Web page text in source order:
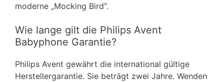
moderne „Mocking Bird“.
Wie lange gilt die Philips Avent
Babyphone Garantie?
Philips Avent gewährt die international gültige
Herstellergarantie. Sie beträgt zwei Jahre. Wenden